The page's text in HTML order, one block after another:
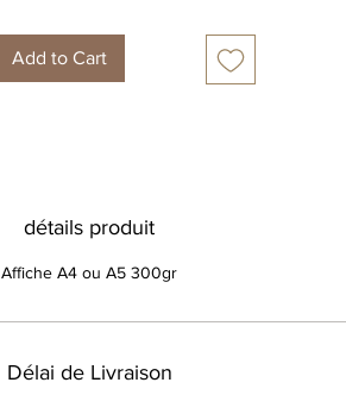
Add to Cart
détails produit
Affiche A4 ou A5 300gr
Délai de Livraison